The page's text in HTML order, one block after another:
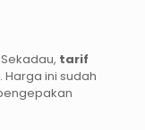
tarif
. Harga ini sudah